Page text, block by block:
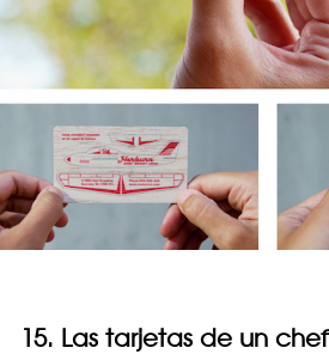
15. Las tarjetas de un chef